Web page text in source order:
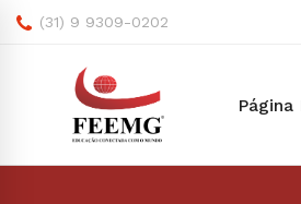
(31) 9 9309-0202
Página